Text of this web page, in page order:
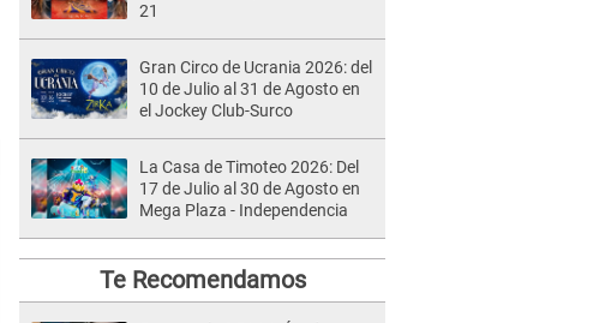
21
Gran Circo de Ucrania 2026: del
10 de Julio al 31 de Agosto en
el Jockey Club-Surco
La Casa de Timoteo 2026: Del
17 de Julio al 30 de Agosto en
Mega Plaza - Independencia
Te Recomendamos